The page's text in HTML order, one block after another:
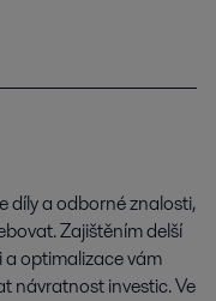
díly a odborné znalosti,
Zajištěním delší
optimalizace vám
návratnost investic. Ve